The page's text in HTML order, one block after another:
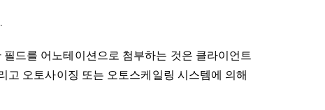
드를 어노테이션으로 첨부하는 것은 클라이언트
고 오토사이징 또는 오토스케일링 시스템에 의해